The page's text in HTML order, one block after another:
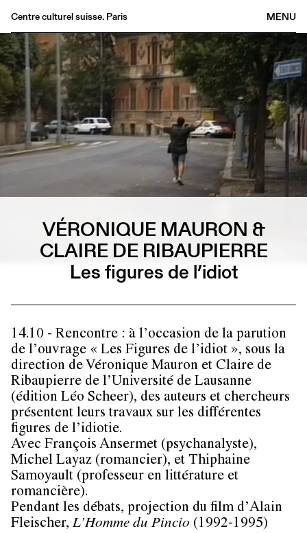
MENU
Centre culturel suisse. Paris
Agenda
Librairie
Buvette
Archives
Médiathèque
Éditions
FR/EN
VÉRONIQUE MAURON &
CLAIRE DE RIBAUPIERRE
Les figures de l’idiot
14.10 - Rencontre : à l’occasion de la parution
de l’ouvrage « Les Figures de l’idiot », sous la
direction de Véronique Mauron et Claire de
Ribaupierre de l’Université de Lausanne
(édition Léo Scheer), des auteurs et chercheurs
présentent leurs travaux sur les différentes
figures de l’idiotie.
Avec François Ansermet (psychanalyste),
Michel Layaz (romancier), et Thiphaine
Samoyault (professeur en littérature et
romancière).
Pendant les débats, projection du film d’Alain
Fleischer, L’Homme du Pincio (1992-1995)